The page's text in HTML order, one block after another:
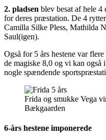
2. pladsen blev besat af hele
for deres præstation. De 4
Camilla Silke Pless, Mathilda
Saul(igen).
Også for 5 års hestene var
de magiske 8,0 og vi kan også
nogle spændende
Frida og smukke Vega
Bækgaarden
6-års hestene imponerede